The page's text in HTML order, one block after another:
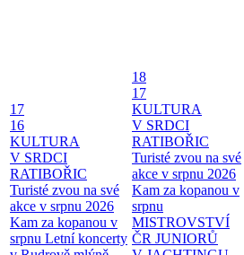
17
16
KULTURA
V SRDCI
RATIBOŘIC
Turisté zvou na své
akce v srpnu 2026
Kam za kopanou v
srpnu Letní koncerty
18
17
KULTURA
V SRDCI
RATIBOŘIC
Turisté zvou na své
akce v srpnu 2026
Kam za kopanou v
srpnu
MISTROVSTVÍ
ČR JUNIORŮ